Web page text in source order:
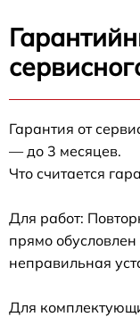
Гарантия от
— до 3 месяцев.
Что считается
Для работ:
прямо
неправильная
Для